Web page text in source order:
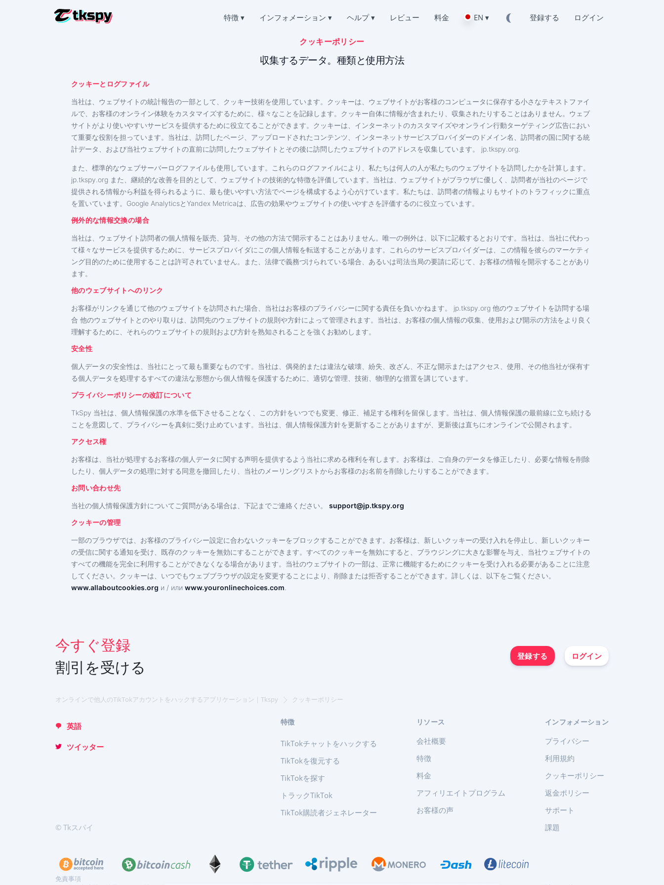
特徴 ▾ インフォメーション ▾ ヘルプ▾ レビュー 料金 EN ▾ 登録する ログイン
TIKTOKでロケーションを追跡
居場所を突き止める
トラックTIKTOK
トラッキングアプリ
購読者を増やす
よくある質問
お客様の声
ご意見・ご要望
プライバシー
クッキーポリシー
アフィリエイト・プログラム
特徴
TikTokを無料でハックする方法
誰があなたのTikTokページにアクセスしているかを調べる方法
盗まれたTikTokアカウントを取り戻す方法
Español
中文
Хинди हिन्दी
Italiano
Türkçe
クッキーポリシー
収集するデータ。種類と使用方法
クッキーとログファイル
当社は、ウェブサイトの統計報告の一部として、クッキー技術を使用しています。クッキーは、ウェブサイトがお客様のコンピュータに保存する小さなテキストファイ
ルで、お客様のオンライン体験をカスタマイズするために、様々なことを記録します。クッキー自体に情報が含まれたり、収集されたりすることはありません。ウェブ
サイトがより使いやすいサービスを提供するために役立てることができます。クッキーは、インターネットのカスタマイズやオンライン行動ターゲティング広告におい
て重要な役割を担っています。当社は、訪問したページ、アップロードされたコンテンツ、インターネットサービスプロバイダーのドメイン名、訪問者の国に関する統
計データ、および当社ウェブサイトの直前に訪問したウェブサイトとその後に訪問したウェブサイトのアドレスを収集しています。 ‌jp.tkspy.org.
また、標準的なウェブサーバーログファイルも使用しています。これらのログファイルにより、私たちは何人の人が私たちのウェブサイトを訪問したかを計算します。
‌jp.tkspy.org また、継続的な改善を目的として、ウェブサイトの技術的な特徴を評価しています。当社は、ウェブサイトがブラウザに優しく、訪問者が当社のページで
提供される情報から利益を得られるように、最も使いやすい方法でページを構成するよう心がけています。私たちは、訪問者の情報よりもサイトのトラフィックに重点
を置いています。Google AnalyticsとYandex Metricaは、広告の効果やウェブサイトの使いやすさを評価するのに役立っています。
例外的な情報交換の場合
当社は、ウェブサイト訪問者の個人情報を販売、貸与、その他の方法で開示することはありません。唯一の例外は、以下に記載するとおりです。当社は、当社に代わっ
て様々なサービスを提供するために、サービスプロバイダにこの個人情報を転送することがあります。これらのサービスプロバイダーは、この情報を彼らのマーケティ
ング目的のために使用することは許可されていません。また、法律で義務づけられている場合、あるいは司法当局の要請に応じて、お客様の情報を開示することがあり
ます。
他のウェブサイトへのリンク
お客様がリンクを通じて他のウェブサイトを訪問された場合、当社はお客様のプライバシーに関する責任を負いかねます。 ‌jp.tkspy.org 他のウェブサイトを訪問する場
合 他のウェブサイトとのやり取りは、訪問先のウェブサイトの規則や方針によって管理されます。当社は、お客様の個人情報の収集、使用および開示の方法をより良く
理解するために、それらのウェブサイトの規則および方針を熟知されることを強くお勧めします。
安全性
個人データの安全性は、当社にとって最も重要なものです。当社は、偶発的または違法な破壊、紛失、改ざん、不正な開示またはアクセス、使用、その他当社が保有す
る個人データを処理するすべての違法な形態から個人情報を保護するために、適切な管理、技術、物理的な措置を講じています。
プライバシーポリシーの改訂について
TkSpy 当社は、個人情報保護の水準を低下させることなく、この方針をいつでも変更、修正、補足する権利を留保します。当社は、個人情報保護の最前線に立ち続ける
ことを意図して、プライバシーを真剣に受け止めています。当社は、個人情報保護方針を更新することがありますが、更新後は直ちにオンラインで公開されます。
アクセス権
お客様は、当社が処理するお客様の個人データに関する声明を提供するよう当社に求める権利を有します。お客様は、ご自身のデータを修正したり、必要な情報を削除
したり、個人データの処理に対する同意を撤回したり、当社のメーリングリストからお客様のお名前を削除したりすることができます。
お問い合わせ先
当社の個人情報保護方針についてご質問がある場合は、下記までご連絡ください。 support@jp.tkspy.org
クッキーの管理
一部のブラウザでは、お客様のプライバシー設定に合わないクッキーをブロックすることができます。お客様は、新しいクッキーの受け入れを停止し、新しいクッキー
の受信に関する通知を受け、既存のクッキーを無効にすることができます。すべてのクッキーを無効にすると、ブラウジングに大きな影響を与え、当社ウェブサイトの
すべての機能を完全に利用することができなくなる場合があります。当社のウェブサイトの一部は、正常に機能するためにクッキーを受け入れる必要があることに注意
してください。クッキーは、いつでもウェブブラウザの設定を変更することにより、削除または拒否することができます。詳しくは、以下をご覧ください。
www.allaboutcookies.org и / или www.youronlinechoices.com
今すぐ登録
割引を受ける
登録する ログイン
オンラインで他人のTikTokアカウントをハックするアプリケーション｜Tkspy クッキーポリシー
英語
Portuguese (Brazil)
Хинди हिन्दी
Türkçe
ツイッター
© Tkスパイ
特徴
TikTokチャットをハックする
TikTokを復元する
TikTokを探す
トラックTikTok
TikTok購読者ジェネレーター
リソース
会社概要
特徴
料金
アフィリエイトプログラム
お客様の声
インフォメーション
プライバシー
利用規約
クッキーポリシー
返金ポリシー
サポート
課題
免責事項